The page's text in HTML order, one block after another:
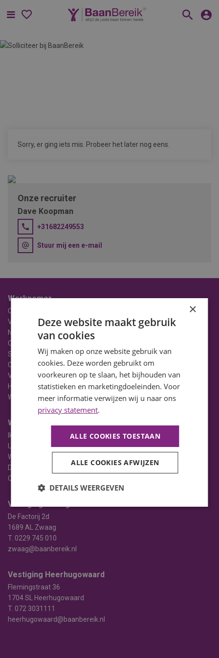
Menu
Sorry, er ging iets mis. Probeer het later nog eens.
Onze recruiter
Dave Koopman
+31682249553
Stuur mij een e-mail
Werknemer
Over BaanBereik
Vacatures
Nieuws
Ons Team
Stages
Contact
Vacatures in Noord-Holland
HBO Vacatures
WO Vacatures
Werkgever
Ik heb een vacature
Uitzenden
Werving & selectie
Detacheren
Opleiden
Vestiging Zwaag
De Factorij 2d
1689 AL Zwaag
T. 0229 745 010
zwaag@baanbereik.nl
Vestiging Heerhugowaard
Flemingstraat 36
1704 SL Heerhugowaard
T. 072 3031111
heerhugowaard@baanbereik.nl
×
Deze website maakt gebruik
van cookies
Wij maken op onze website gebruik van
cookies. Deze worden gebruikt om
voorkeuren op te slaan, het bijhouden van
statistieken en marketingdoeleinden. Voor
meer informatie verwijzen wij u naar ons
privacy statement.
ALLE COOKIES TOESTAAN
ALLE COOKIES AFWIJZEN
DETAILS WEERGEVEN